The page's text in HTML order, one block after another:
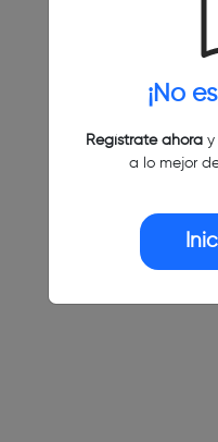
¡No
Regístrate ahoray
a lo mejor